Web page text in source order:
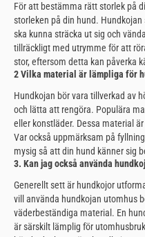
För att bestämma rätt storlek på
storleken på din hund.
ska kunna sträcka ut sig och
tillräckligt med utrymme för att
stor, eftersom detta kan påverka
2 Vilka material är lämpliga för
Hundkojan bör vara tillverkad av
och lätta att rengöra. Populära
eller konstläder. Dessa material
Var också uppmärksam på
mysig så att din hund känner sig
3. Kan jag också använda
Generellt sett är hundkojor
vill använda hundkojan utomhus
väderbeständiga material. En
är särskilt lämplig för